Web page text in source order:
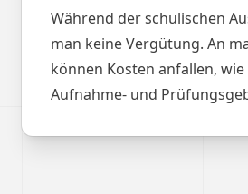
Während der schulischen
man keine Vergütung. An
können Kosten anfallen, wie
Aufnahme- und